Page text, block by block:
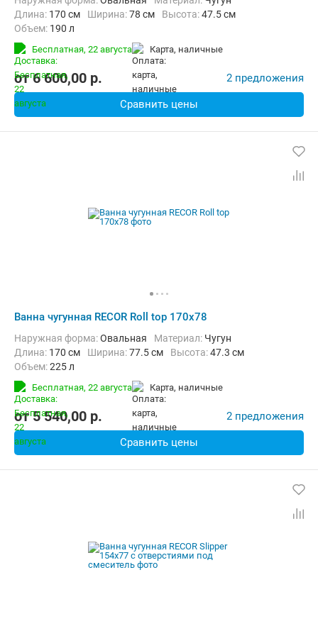
Длина: 170 см Ширина:78 см Высота:47.5 см
Объем: 190 л
Бесплатная, 22 августа карта, наличные
от6 600,00 p. 2 предложения
Сравнить цены
Ванна чугунная RECOR Roll top 170x78
Наружная форма:Овальная Материал: Чугун
Длина: 170 см Ширина:77.5 см Высота:47.3 см
Объем:225 л
Бесплатная, 22 августа карта, наличные
от5 540,00 p. 2 предложения
Сравнить цены